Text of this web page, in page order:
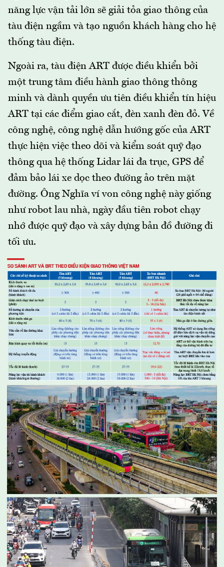
năng lực vận tải lớn sẽ giải tỏa giao thông của
tàu điện ngầm và tạo nguồn khách hàng cho hệ
thống tàu điện.
Ngoài ra, tàu điện ART được điều khiển bởi
một trung tâm điều hành giao thông thông
minh và dành quyền ưu tiên điều khiển tín hiệu
ART tại các điểm giao cắt, đèn xanh đèn đỏ. Về
công nghệ, công nghệ dẫn hướng gốc của ART
thực hiện việc theo dõi và kiểm soát quỹ đạo
thông qua hệ thống Lidar lái đa trục, GPS để
đảm bảo lái xe dọc theo đường ảo trên mặt
đường. Ông Nghĩa ví von công nghệ này giống
như robot lau nhà, ngày đầu tiên robot chạy
nhớ được quỹ đạo và xây dựng bản đồ đường đi
tối ưu.